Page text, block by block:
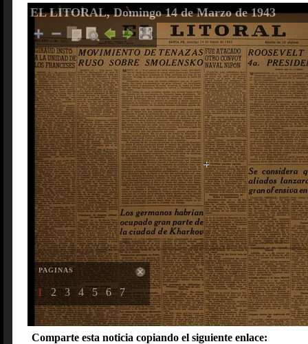
EL LITORAL, Domingo 14 de Marzo de 1943
PAGINAS
1 2 3 4 5 6 7
Comparte esta noticia copiando el siguiente enlace: